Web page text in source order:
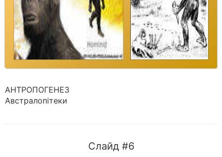
АНТРОПОГЕНЕЗ
Австралопітеки
Слайд #6